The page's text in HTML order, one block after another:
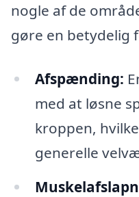
nogle af de
gøre en betydelig
Afspænding:
med at løsne
kroppen,
generelle